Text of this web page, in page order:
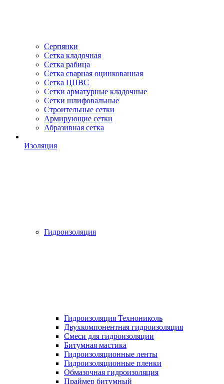
Серпянки
Сетка кладочная
Сетка рабица
Сетка сварная оцинкованная
Сетка ЦПВС
Сетки арматурные кладочные
Сетки шлифовальные
Строительные сетки
Армирующие сетки
Абразивная сетка
Изоляция
Гидроизоляция
Гидроизоляция Технониколь
Двухкомпонентная гидроизоляция
Смеси для гидроизоляции
Битумная мастика
Гидроизоляционные ленты
Гидроизоляционные пленки
Обмазочная гидроизоляция
Праймер битумный